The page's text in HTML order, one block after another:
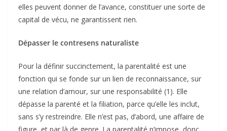
elles peuvent donner de l’avance, constituer une sorte de
capital de vécu, ne garantissent rien.
Dépasser le contresens naturaliste
Pour la définir succinctement, la parentalité est une
fonction qui se fonde sur un lien de reconnaissance, sur
une relation d’amour, sur une responsabilité (1). Elle
dépasse la parenté et la filiation, parce qu’elle les inclut,
sans s’y restreindre. Elle n’est pas, d’abord, une affaire de